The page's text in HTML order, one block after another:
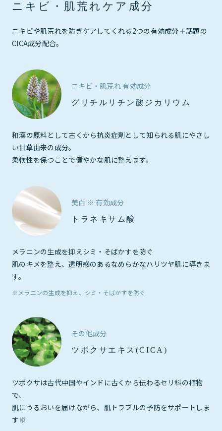
ニキビ・肌荒れケア成分
ニキビや肌荒れを防ぎケアしてくれる2つの有効成分＋話題の
CICA成分配合。
ニキビ・肌荒れ 有効成分
グリチルリチン酸ジカリウム
和漢の原料として古くから抗炎症剤として知られる肌にやさし
い甘草由来の成分。
柔軟性を保つことで健やかな肌に整えます。
美白 ※ 有効成分
トラネキサム酸
メラニンの生成を抑えシミ・そばかすを防ぐ
肌のキメを整え、透明感のあるなめらかなハリツヤ肌に導きま
す。
※メラニンの生成を抑え、シミ・そばかすを防ぐ
その他成分
ツボクサエキス(CICA)
ツボクサは古代中国やインドに古くから伝わるセリ科の植物
で、
肌にうるおいを届けながら、肌トラブルの予防をサポートしま
す※